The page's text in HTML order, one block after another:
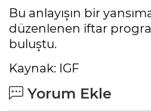
Bu anlayışın bir
düzenlenen iftar
buluştu.
Kaynak: IGF
Yorum Ekle